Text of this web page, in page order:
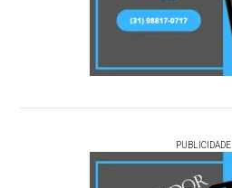
PUBLICIDADE